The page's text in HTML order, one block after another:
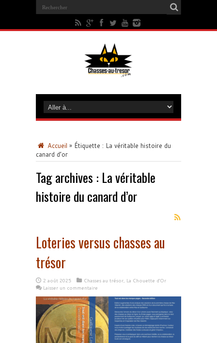
Accueil » Étiquette : La véritable histoire du
canard d’or
Tag archives : La véritable
histoire du canard d’or
Loteries versus chasses au
trésor
2 août 2025 Chasses au trésor, La Chouette d'Or
Laisser un commentaire